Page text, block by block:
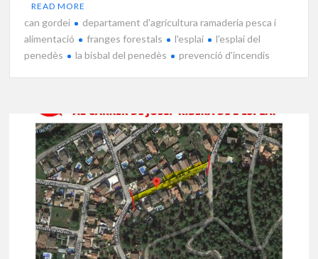
READ MORE
can gordei
departament d'agricultura ramaderia pesca i
alimentació
franges forestals l'esplai
l'esplai del
penedès
la bisbal del penedès prevenció d'incendis